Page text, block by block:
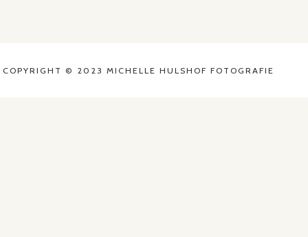
COPYRIGHT © 2023 MICHELLE HULSHOF FOTOGRAFIE